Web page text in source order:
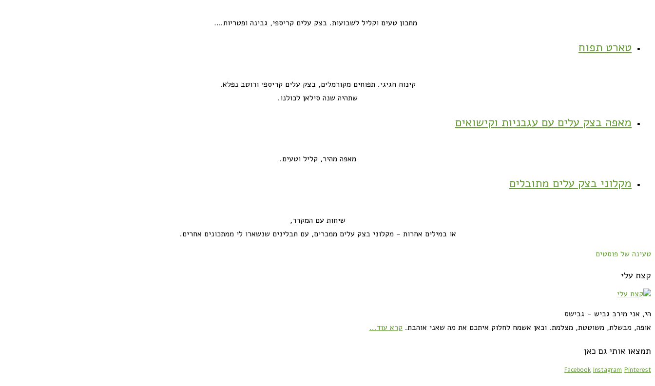
מתכון טעים וקליל לשבועות. בצק עלים קריספי, גבינה ופטריות.…
טארט תפוח
קינוח חגיגי. תפוחים מקורמלים, בצק עלים קריספי ורוטב נפלא.
שתהיה שנה סילאן לכולנו.
מאפה בצק עלים עם עגבניות וקישואים
מאפה מהיר, קליל וטעים.
מקלוני בצק עלים מתובלים
שיחות עם המקרר,
או במילים אחרות – מקלוני בצק עלים ממכרים, עם תבלינים שנשארו לי ממתכונים אחרים.
טעינה של פוסטים
קצת עלי
הי, אני מירב גביש - גבישס
אופה, מבשלת, משוטטת, מצלמת. וכאן אשמח לחלוק איתכם את מה שאני אוהבת. קרא עוד...
תמצאו אותי גם כאן
Facebook Instagram Pinterest